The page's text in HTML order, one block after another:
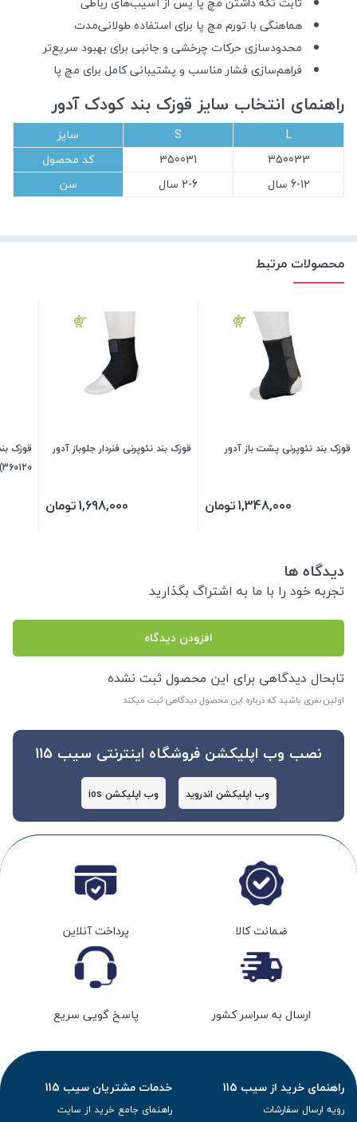
هماهنگی با تورم مچ پا برای استفاده طولانی‌مدت
محدودسازی حرکات چرخشی و جانبی برای بهبود سریع‌تر
فراهم‌سازی فشار مناسب و پشتیبانی کامل برای مچ پا
راهنمای انتخاب سایز قوزک بند کودک آدور
L
S
سایز
350033
350031
کد محصول
6-12 سال
2-6 سال سن
محصولات مرتبط
قوزک بند نئوپرنی پشت باز آدور
1,348,000تومان
قوزک بند نئوپرنی فنردار جلوباز آدور
1,698,000تومان
قوزک
360120)
دیدگاه ها
تجربه خود را با ما به اشتراگ بگذارید
افزودن دیدگاه
تابحال دیدگاهی برای این محصول ثبت نشده
اولین نفری باشید که درباره این محصول دیدگاهی ثبت میکند
نصب وب اپلیکشن فروشگاه اینترنتی سیب 115
وب اپلیکشن اندروید وب اپلیکشن ios
ضمانت کالا پرداخت آنلاین
ارسال به سراسر کشور پاسخ گویی سریع
راهنمای خرید از سیب 115
رویه ارسال سفارشات
خدمات مشتریان سیب 115
راهنمای جامع خرید از سایت